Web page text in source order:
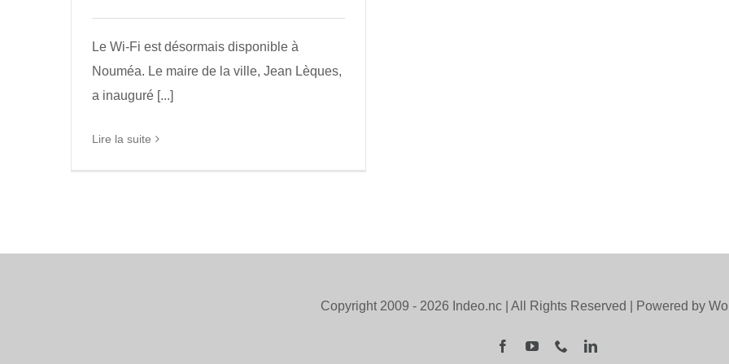
Le Wi-Fi est désormais disponible à
Nouméa. Le maire de la ville, Jean Lèques,
a inauguré [...]
Lire la suite
Copyright 2009 - 2026 Indeo.nc | All Rights Reserved | Powered by
FacebookYouTubeTéléphoneLinkedIn